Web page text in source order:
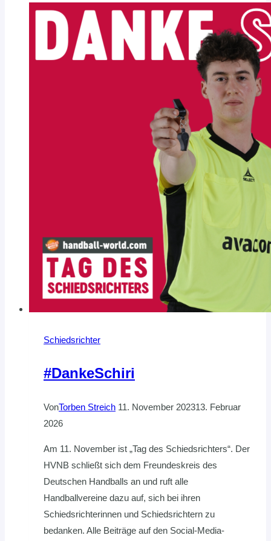
Ende
nur
die
Regionalliga
Schiedsrichter
#DankeSchiri
VonTorben Streich 11. November 202313. Februar
2026
Am 11. November ist „Tag des Schiedsrichters“. Der
HVNB schließt sich dem Freundeskreis des
Deutschen Handballs an und ruft alle
Handballvereine dazu auf, sich bei ihren
Schiedsrichterinnen und Schiedsrichtern zu
bedanken. Alle Beiträge auf den Social-Media-